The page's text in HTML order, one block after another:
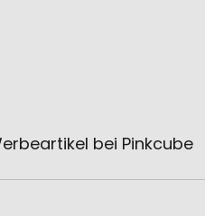
bei Pinkcube